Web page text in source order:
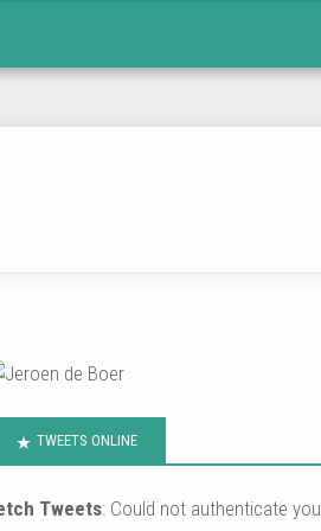
TWEETS ONLINE
Tweets: Could not authenticate you.